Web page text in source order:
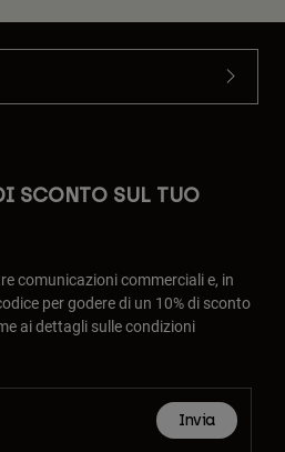
SCONTO SUL TUO
comunicazioni commerciali e, in
per godere di un 10% di sconto
ai dettagli sulle condizioni
Invia